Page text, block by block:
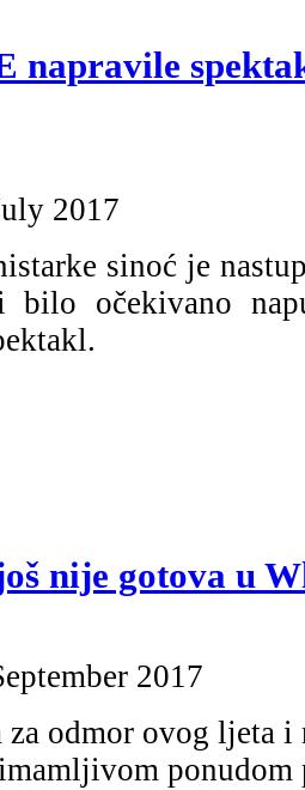
napravile
2017
sinoć je
očekivano
nije gotova u
2017
za odmor ovog ljeta i
ponudom